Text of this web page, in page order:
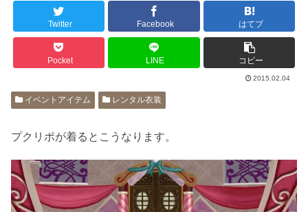
Twitter Facebook はてブ
Pocket LINE コピー
2015.02.04
イベントアイテム レンタル衣装
プクリポが着るとこうなります。